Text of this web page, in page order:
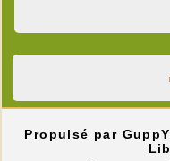
Propulsé par